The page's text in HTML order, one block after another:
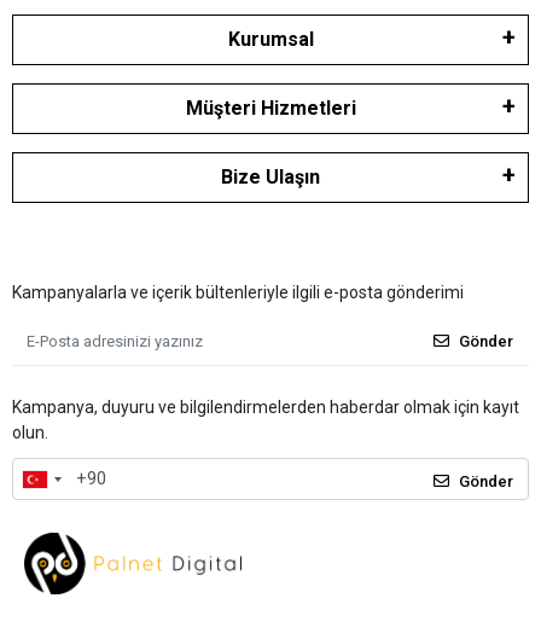
Kurumsal
Müşteri Hizmetleri
Bize Ulaşın
Kampanyalarla ve içerik bültenleriyle ilgili e-posta gönderimi
Gönder
Kampanya, duyuru ve bilgilendirmelerden haberdar olmak için kayıt
olun.
Gönder